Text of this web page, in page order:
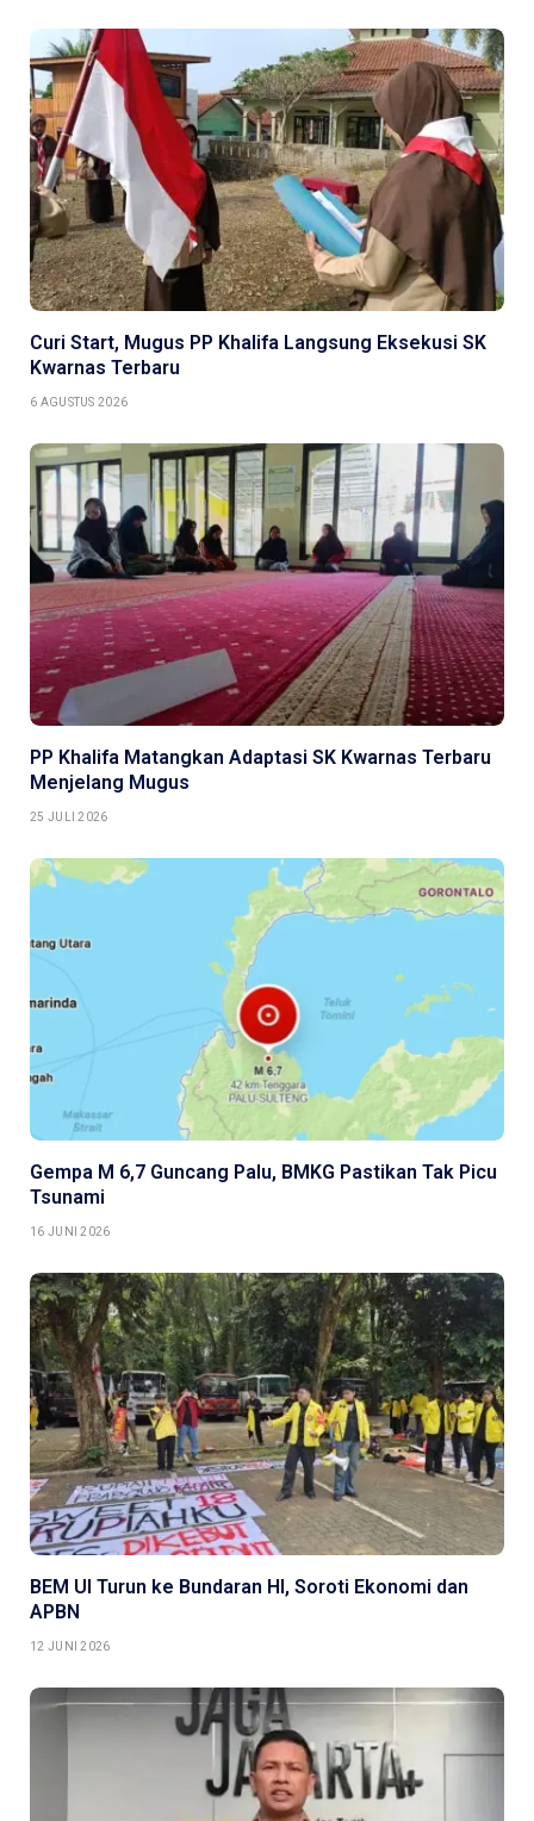
Curi Start, Mugus PP Khalifa Langsung Eksekusi SK
Kwarnas Terbaru
6 AGUSTUS 2026
PP Khalifa Matangkan Adaptasi SK Kwarnas Terbaru
Menjelang Mugus
25 JULI 2026
Gempa M 6,7 Guncang Palu, BMKG Pastikan Tak Picu
Tsunami
16 JUNI 2026
BEM UI Turun ke Bundaran HI, Soroti Ekonomi dan
APBN
12 JUNI 2026